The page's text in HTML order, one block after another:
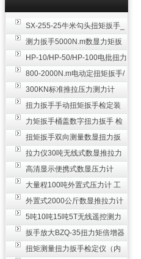
SX-255-25牛米勾头扭矩扳手_
螺栓紧固扭力扳手
测力扳手5000N.m数显力矩扳
手 非标扭力扳手工业级
HP-10/HP-50/HP-100电批扭力
测试仪,测量仪
800-2000N.m电动定扭矩扳手/
扭矩电动扳手
300KN标准推拉压力测力计
_0.3级数显压力仪
扭力扳手手动扭矩扳手检定装
置 50-100N扳手测量仪器
力矩扳手桶盖数字扭力扳手 检
测瓶盖拧紧扭矩工具
扭矩扳手双向测量数显扭力扳
手 2000N,m力矩扳手价格
拉力仪30吨无线式数显推拉力
计 数字显示测力计80T
高清显示便携式数显压力计
300N500n_手持电子测力计
大量程100吨外置式压力计 工
业用数显测力计价格
外置式2000公斤数显推拉力计
_数字拉力压力测试仪
5吨10吨15吨5T无线遥控测力
计_带遥控电子拉力计数显式
扳手放大BZQ-35扭力矩倍增器
_3500牛米扭力倍力器仪
扭矩测量扭力扳手检定仪（内